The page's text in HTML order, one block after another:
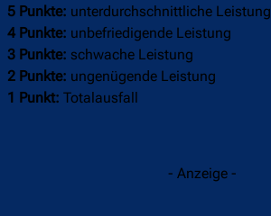
5 Punkte: unterdurchschnittliche Leistung
4 Punkte: unbefriedigende Leistung
3 Punkte: schwache Leistung
2 Punkte: ungenügende Leistung
1 Punkt: Totalausfall
- Anzeige -